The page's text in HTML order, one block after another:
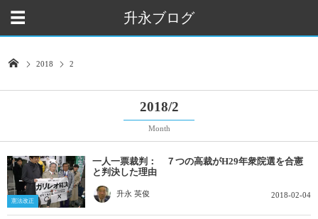
升永ブログ
2018 2
2018/2
Month
憲法改正
一人一票裁判： ７つの高裁がH29年衆院選を合憲
と判決した理由
升永 英俊 2018-02-04